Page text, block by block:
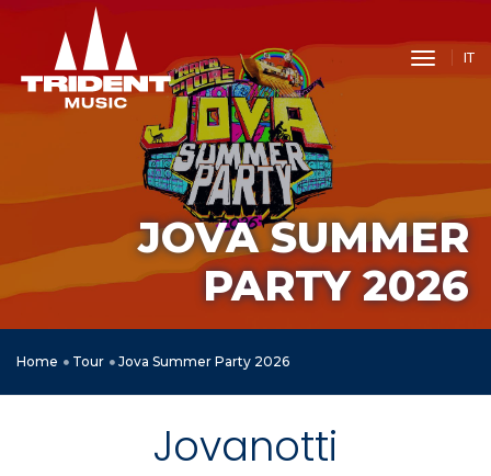
toggle
IT
JOVA SUMMER
PARTY 2026
Home Tour Jova Summer Party 2026
Jovanotti